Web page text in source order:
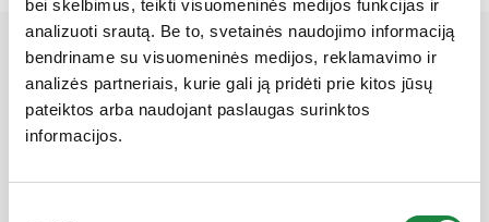
bei skelbimus, teikti visuomeninės medijos funkcijas ir
analizuoti srautą. Be to, svetainės naudojimo informaciją
bendriname su visuomeninės medijos, reklamavimo ir
analizės partneriais, kurie gali ją pridėti prie kitos jūsų
pateiktos arba naudojant paslaugas surinktos
informacijos.
Mūsų partneriai